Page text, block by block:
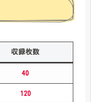
収録枚数
40
120